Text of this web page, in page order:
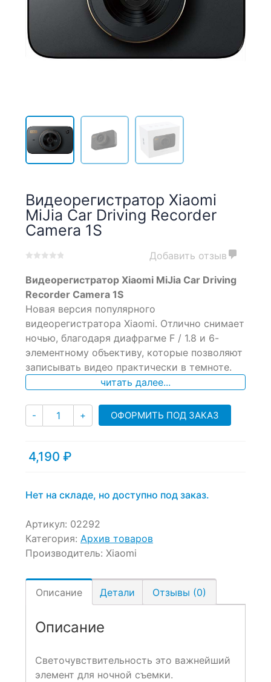
Видеорегистратор Xiaomi
MiJia Car Driving Recorder
Camera 1S
out
on
customer
ratings
Добавить отзыв
Видеорегистратор Xiaomi MiJia Car Driving
Recorder Camera 1S
Новая версия популярного
видеорегистратора Xiaomi. Отлично снимает
ночью, благодаря диафрагме F / 1.8 и 6-
элементному объективу, которые позволяют
записывать видео практически в темноте.
читать далее...
- Количество
+ ОФОРМИТЬ ПОД ЗАКАЗ
4,190 ₽
Нет на складе, но доступно под заказ.
Артикул: 02292
Категория: Архив товаров
Производитель: Xiaomi
Описание Детали Отзывы (0)
Описание
Светочувствительность это важнейший
элемент для ночной съемки.